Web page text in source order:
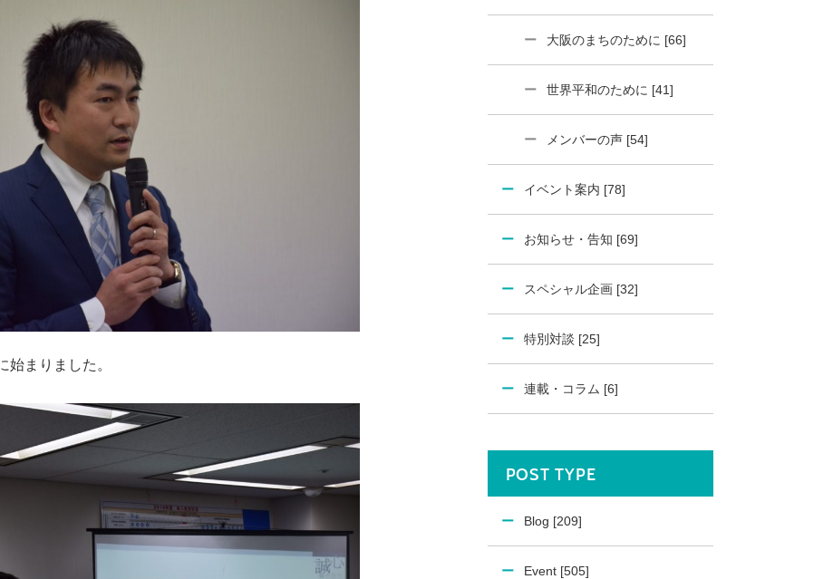
まりました。
大阪のまちのために [66]
世界平和のために [41]
メンバーの声 [54]
イベント案内 [78]
お知らせ・告知 [69]
スペシャル企画 [32]
特別対談 [25]
連載・コラム [6]
POST TYPE
Blog [209]
Event [505]